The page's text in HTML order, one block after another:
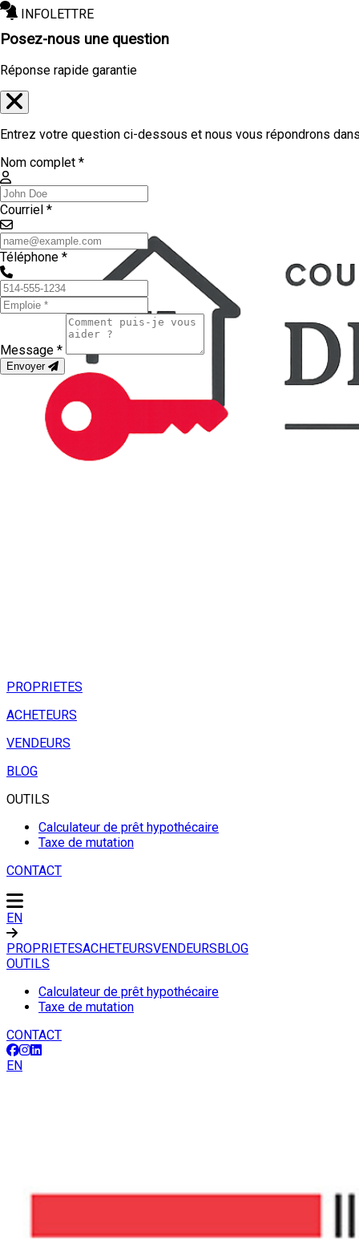
INFOLETTRE
PROPRIETES
ACHETEURS
VENDEURS
BLOG
OUTILS
Calculateur de prêt hypothécaire
Taxe de mutation
CONTACT
EN
PROPRIETESACHETEURSVENDEURSBLOG
OUTILS
Calculateur de prêt hypothécaire
Taxe de mutation
CONTACT
EN
Posez-nous une question
Réponse rapide garantie
Entrez votre question ci-dessous et nous vous répondrons
Nom complet *
Courriel *
Téléphone *
Message *
Envoyer